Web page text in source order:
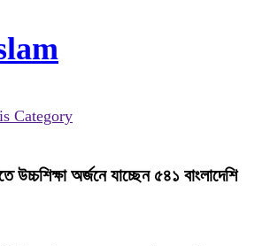
Category
উচ্চশিক্ষা অর্জনে যাচ্ছেন ৫৪১ বাংলাদেশি